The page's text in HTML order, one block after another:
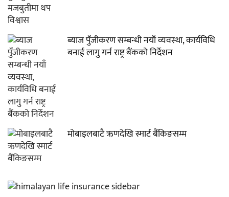
ब्याज पुँजीकरण सम्बन्धी नयाँ व्यवस्था, कार्यविधि
बनाई लागु गर्न राष्ट्र बैंकको निर्देशन
मोबाइलबाटै ऋणदेखि स्मार्ट बैंकिङसम्म